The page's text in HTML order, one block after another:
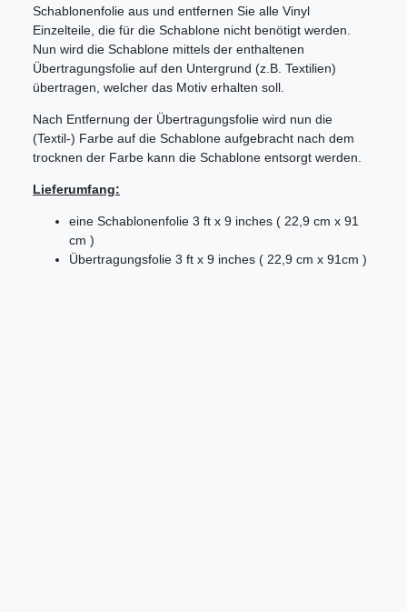
Schablonenfolie aus und entfernen Sie alle Vinyl
Einzelteile, die für die Schablone nicht benötigt werden.
Nun wird die Schablone mittels der enthaltenen
Übertragungsfolie auf den Untergrund (z.B. Textilien)
übertragen, welcher das Motiv erhalten soll.
Nach Entfernung der Übertragungsfolie wird nun die
(Textil-) Farbe auf die Schablone aufgebracht nach dem
trocknen der Farbe kann die Schablone entsorgt werden.
Lieferumfang:
eine Schablonenfolie 3 ft x 9 inches ( 22,9 cm x 91
cm )
Übertragungsfolie 3 ft x 9 inches ( 22,9 cm x 91cm )